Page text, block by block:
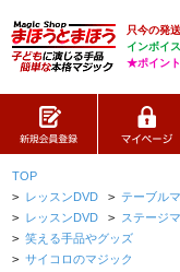
只今の発
インボイ
★ポイント
TOP
> レッスンDVD > テーブル
> レッスンDVD > ステージ
> 笑える手品やグッズ
> サイコロのマジック